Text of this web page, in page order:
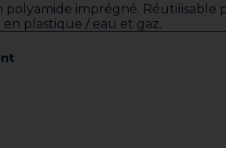
polyamide imprégné. Réutilisable
plastique / eau et gaz.